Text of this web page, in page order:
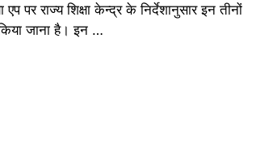
पर राज्य शिक्षा केन्द्र के निर्देशानुसार इन तीनों
जाना है। इन …